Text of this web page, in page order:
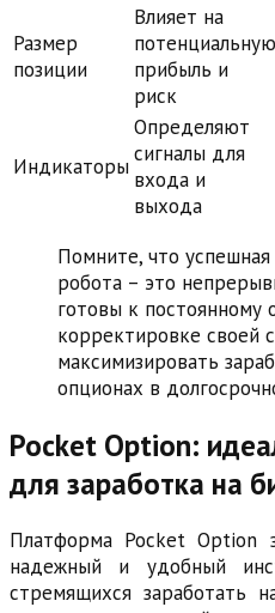
Размер
позиции
Влияет на
потенциальную
прибыль и
риск
Индикаторы
Определяют
сигналы для
входа и
выхода
Помните, что
робота – это
готовы к постоянному
корректировке своей
максимизировать
опционах в
Pocket Option:
для заработка на
Платформа Pocket Option
надежный и удобный
стремящихся заработать